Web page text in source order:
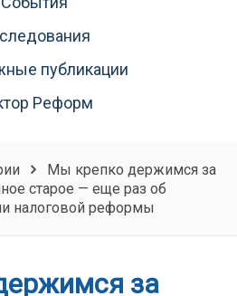
публикации
Реформ
Мы крепко держимся за
старое — еще раз об
налоговой реформы
за